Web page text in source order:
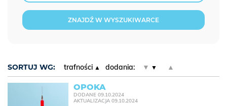
ZNAJDŹ W WYSZUKIWARCE
SORTUJ WG: trafności dodania: ▼ ▲
OPOKA
DODANE 09.10.2024
AKTUALIZACJA 09.10.2024